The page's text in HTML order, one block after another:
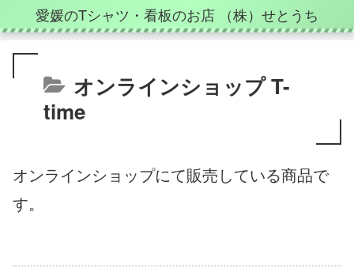
愛媛のTシャツ・看板のお店 （株）せとうち
オンラインショップ T-
time
オンラインショップにて販売している商品で
す。